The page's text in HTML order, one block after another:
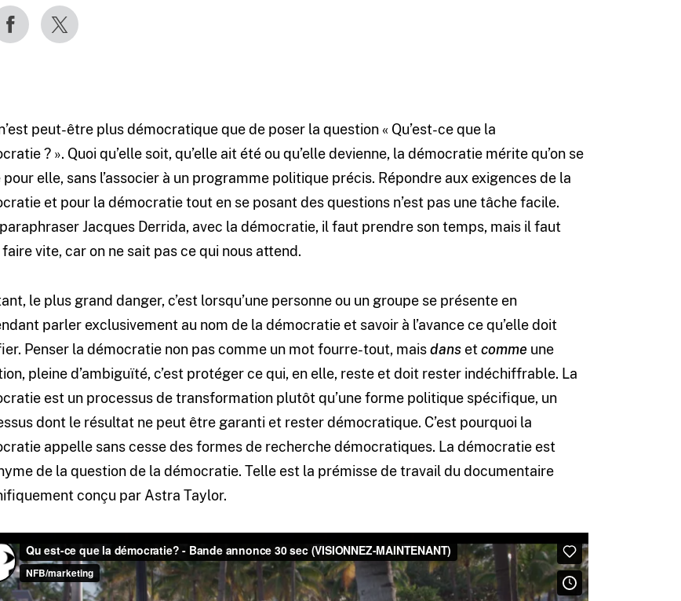
peut-être plus démocratique que de poser la question « Qu’est-ce que la
? ». Quoi qu’elle soit, qu’elle ait été ou qu’elle devienne, la démocratie mérite qu’on se
elle, sans l’associer à un programme politique précis. Répondre aux exigences de la
et pour la démocratie tout en se posant des questions n’est pas une tâche facile.
Jacques Derrida, avec la démocratie, il faut prendre son temps, mais il faut
faire vite, car on ne sait pas ce qui nous attend.
le plus grand danger, c’est lorsqu’une personne ou un groupe se présente en
parler exclusivement au nom de la démocratie et savoir à l’avance ce qu’elle doit
Penser la démocratie non pas comme un mot fourre-tout, maisdansetcomme une
pleine d’ambiguïté, c’est protéger ce qui, en elle, reste et doit rester indéchiffrable. La
est un processus de transformation plutôt qu’une forme politique spécifique, un
dont le résultat ne peut être garanti et rester démocratique. C’est pourquoi la
appelle sans cesse des formes de recherche démocratiques. La démocratie est
de la question de la démocratie. Telle est la prémisse de travail du documentaire
conçu par Astra Taylor.